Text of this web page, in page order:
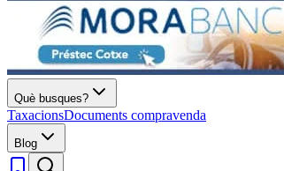
Què busques?
TaxacionsDocuments compravenda
Blog